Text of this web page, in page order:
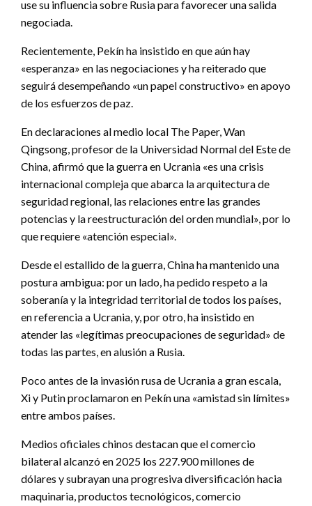
use su influencia sobre Rusia para favorecer una salida
negociada.
Recientemente, Pekín ha insistido en que aún hay
«esperanza» en las negociaciones y ha reiterado que
seguirá desempeñando «un papel constructivo» en apoyo
de los esfuerzos de paz.
En declaraciones al medio local The Paper, Wan
Qingsong, profesor de la Universidad Normal del Este de
China, afirmó que la guerra en Ucrania «es una crisis
internacional compleja que abarca la arquitectura de
seguridad regional, las relaciones entre las grandes
potencias y la reestructuración del orden mundial», por lo
que requiere «atención especial».
Desde el estallido de la guerra, China ha mantenido una
postura ambigua: por un lado, ha pedido respeto a la
soberanía y la integridad territorial de todos los países,
en referencia a Ucrania, y, por otro, ha insistido en
atender las «legítimas preocupaciones de seguridad» de
todas las partes, en alusión a Rusia.
Poco antes de la invasión rusa de Ucrania a gran escala,
Xi y Putin proclamaron en Pekín una «amistad sin límites»
entre ambos países.
Medios oficiales chinos destacan que el comercio
bilateral alcanzó en 2025 los 227.900 millones de
dólares y subrayan una progresiva diversificación hacia
maquinaria, productos tecnológicos, comercio